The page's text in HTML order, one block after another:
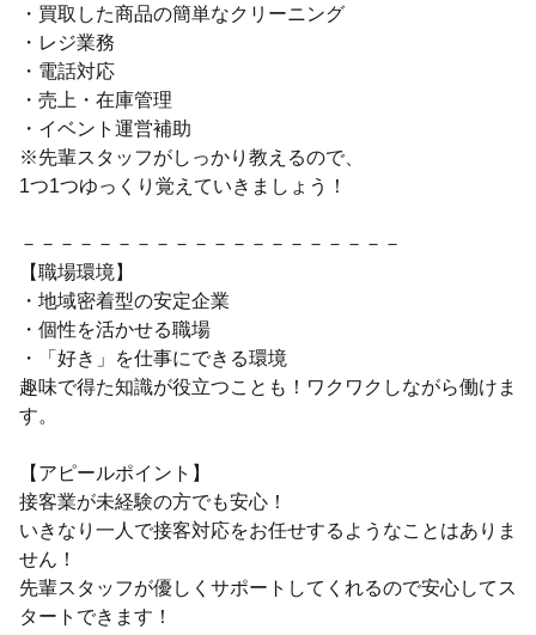
・買取した商品の簡単なクリーニング
・レジ業務
・電話対応
・売上・在庫管理
・イベント運営補助
※先輩スタッフがしっかり教えるので、
1つ1つゆっくり覚えていきましょう！
－－－－－－－－－－－－－－－－－－－－
【職場環境】
・地域密着型の安定企業
・個性を活かせる職場
・「好き」を仕事にできる環境
趣味で得た知識が役立つことも！ワクワクしながら働けま
す。
【アピールポイント】
接客業が未経験の方でも安心！
いきなり一人で接客対応をお任せするようなことはありま
せん！
先輩スタッフが優しくサポートしてくれるので安心してス
タートできます！